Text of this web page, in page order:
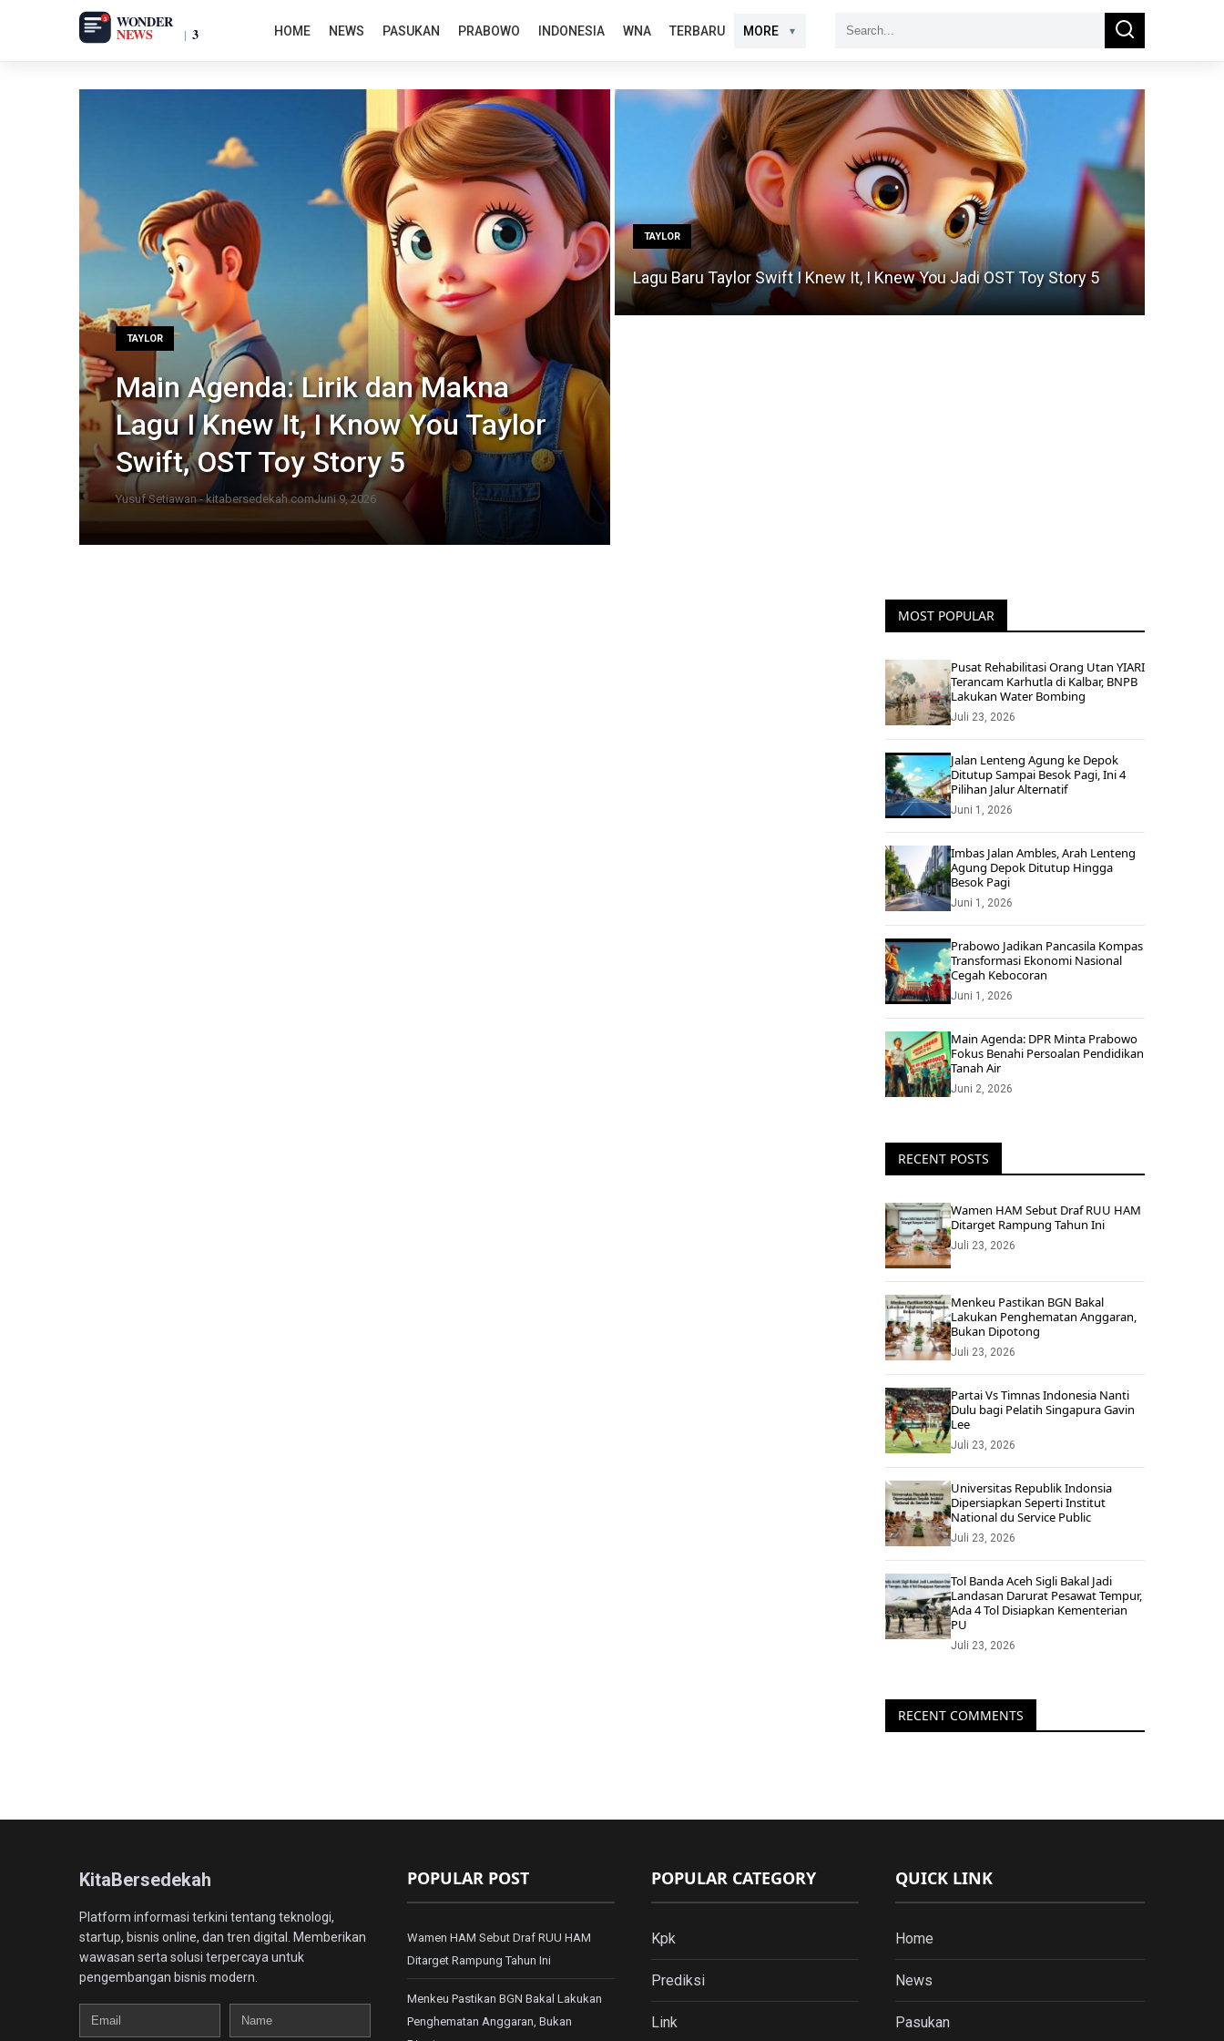
HOME NEWS PASUKAN PRABOWO INDONESIA WNA TERBARU MORE
Search
Search
TAYLOR
Main Agenda: Lirik dan Makna
Lagu I Knew It, I Know You Taylor
Swift, OST Toy Story 5
Yusuf Setiawan - kitabersedekah.comJuni 9, 2026
TAYLOR
Lagu Baru Taylor Swift I Knew It, I Knew You Jadi OST Toy Story 5
MOST POPULAR
Pusat Rehabilitasi Orang Utan YIARI
Terancam Karhutla di Kalbar, BNPB
Lakukan Water Bombing
Juli 23, 2026
Jalan Lenteng Agung ke Depok
Ditutup Sampai Besok Pagi, Ini 4
Pilihan Jalur Alternatif
Juni 1, 2026
Imbas Jalan Ambles, Arah Lenteng
Agung Depok Ditutup Hingga
Besok Pagi
Juni 1, 2026
Prabowo Jadikan Pancasila Kompas
Transformasi Ekonomi Nasional
Cegah Kebocoran
Juni 1, 2026
Main Agenda: DPR Minta Prabowo
Fokus Benahi Persoalan Pendidikan
Tanah Air
Juni 2, 2026
RECENT POSTS
Wamen HAM Sebut Draf RUU HAM
Ditarget Rampung Tahun Ini
Juli 23, 2026
Menkeu Pastikan BGN Bakal
Lakukan Penghematan Anggaran,
Bukan Dipotong
Juli 23, 2026
Partai Vs Timnas Indonesia Nanti
Dulu bagi Pelatih Singapura Gavin
Lee
Juli 23, 2026
Universitas Republik Indonsia
Dipersiapkan Seperti Institut
National du Service Public
Juli 23, 2026
Tol Banda Aceh Sigli Bakal Jadi
Landasan Darurat Pesawat Tempur,
Ada 4 Tol Disiapkan Kementerian
PU
Juli 23, 2026
RECENT COMMENTS
KitaBersedekah
Platform informasi terkini tentang teknologi,
startup, bisnis online, dan tren digital. Memberikan
wawasan serta solusi terpercaya untuk
pengembangan bisnis modern.
Email
Name
POPULAR POST
Wamen HAM Sebut Draf RUU HAM
Ditarget Rampung Tahun Ini
Menkeu Pastikan BGN Bakal Lakukan
Penghematan Anggaran, Bukan
POPULAR CATEGORY
Kpk
Prediksi
Link
QUICK LINK
Home
News
Pasukan